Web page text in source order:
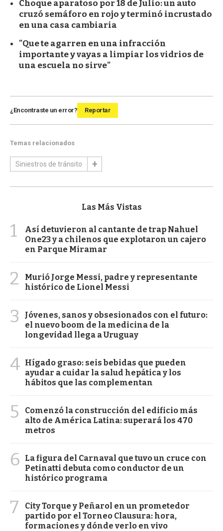
Choque aparatoso por 18 de Julio: un auto
cruzó semáforo en rojo y terminó incrustado
en una casa cambiaria
"Que te agarren en una infracción
importante y vayas a limpiar los vidrios de
una escuela no sirve"
¿Encontraste un error? Reportar
Temas relacionados
Siniestros de tránsito
Las Más Vistas
1
Así detuvieron al cantante de trap Nahuel
One23 y a chilenos que explotaron un cajero
en Parque Miramar
2
Murió Jorge Messi, padre y representante
histórico de Lionel Messi
3
Jóvenes, sanos y obsesionados con el futuro:
el nuevo boom de la medicina de la
longevidad llega a Uruguay
4 Hígado graso: seis bebidas que pueden
ayudar a cuidar la salud hepática y los
hábitos que las complementan
5
Comenzó la construcción del edificio más
alto de América Latina: superará los 470
metros
6
La figura del Carnaval que tuvo un cruce con
Petinatti debuta como conductor de un
histórico programa
7
City Torque y Peñarol en un prometedor
partido por el Torneo Clausura: hora,
formaciones y dónde verlo en vivo